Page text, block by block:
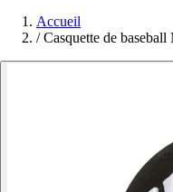
Accueil
/ Casquette de